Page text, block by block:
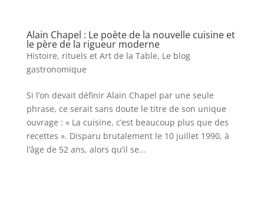
Alain Chapel : Le poète de la nouvelle cuisine et
le père de la rigueur moderne
Histoire, rituels et Art de la Table, Le blog
gastronomique
Si l’on devait définir Alain Chapel par une seule
phrase, ce serait sans doute le titre de son unique
ouvrage : « La cuisine, c’est beaucoup plus que des
recettes ». Disparu brutalement le 10 juillet 1990, à
l’âge de 52 ans, alors qu’il se...